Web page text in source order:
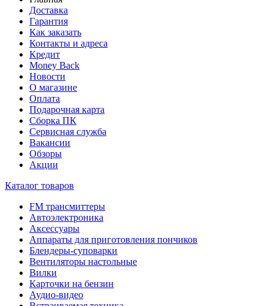
Доставка
Гарантия
Как заказать
Контакты и адреса
Кредит
Money Back
Новости
О магазине
Оплата
Подарочная карта
Сборка ПК
Сервисная служба
Вакансии
Обзоры
Акции
Каталог товаров
FM трансмиттеры
Автоэлектроника
Аксессуары
Аппараты для приготовления пончиков
Блендеры-суповарки
Вентиляторы настольные
Вилки
Карточки на бензин
Аудио-видео